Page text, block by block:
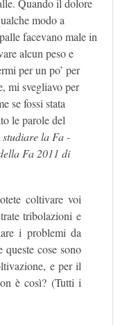
Quando il dolore
modo a
facevano male in
alcun peso e
per un po’ per
mi svegliavo per
se fossi stata
le parole del
la Fa -
Fa 2011 di
coltivare voi
tribolazioni e
i problemi da
queste cose sono
e per il
è così? (Tutti i